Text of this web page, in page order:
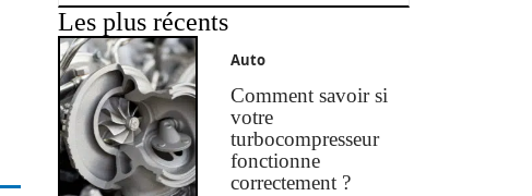
Les plus récents
Auto
Comment savoir si
votre
turbocompresseur
fonctionne
correctement ?